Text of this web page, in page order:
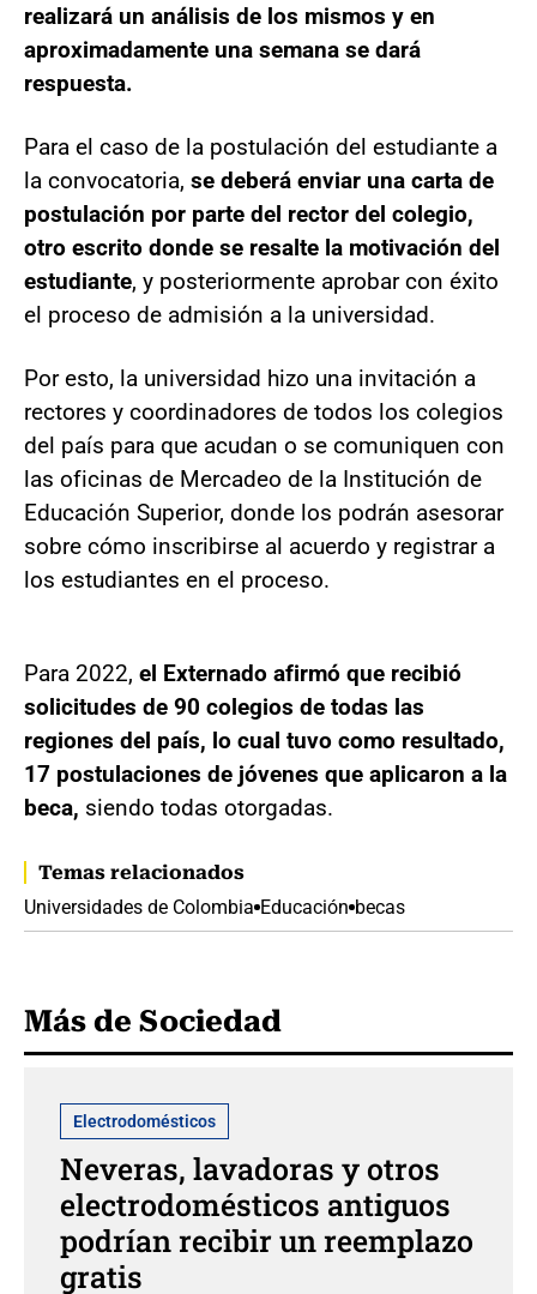
realizará un análisis de los mismos y en
aproximadamente una semana se dará
respuesta.
Para el caso de la postulación del estudiante a
la convocatoria, se deberá enviar una carta de
postulación por parte del rector del colegio,
otro escrito donde se resalte la motivación del
estudiante, y posteriormente aprobar con éxito
el proceso de admisión a la universidad.
Por esto, la universidad hizo una invitación a
rectores y coordinadores de todos los colegios
del país para que acudan o se comuniquen con
las oficinas de Mercadeo de la Institución de
Educación Superior, donde los podrán asesorar
sobre cómo inscribirse al acuerdo y registrar a
los estudiantes en el proceso.
Para 2022, el Externado afirmó que recibió
solicitudes de 90 colegios de todas las
regiones del país, lo cual tuvo como resultado,
17 postulaciones de jóvenes que aplicaron a la
beca, siendo todas otorgadas.
Temas relacionados
Universidades de Colombia Educación becas
Más de Sociedad
Electrodomésticos
Neveras, lavadoras y otros
electrodomésticos antiguos
podrían recibir un reemplazo
gratis